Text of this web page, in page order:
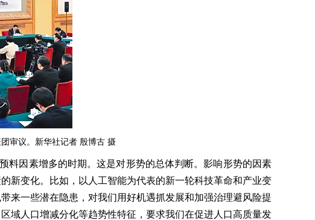
审议。新华社记者 殷博古 摄
因素增多的时期。这是对形势的总体判断。影响形势的因素
新变化。比如，以人工智能为代表的新一轮科技革命和产业变
来一些潜在隐患，对我们用好机遇抓发展和加强治理避风险提
域人口增减分化等趋势性特征，要求我们在促进人口高质量发